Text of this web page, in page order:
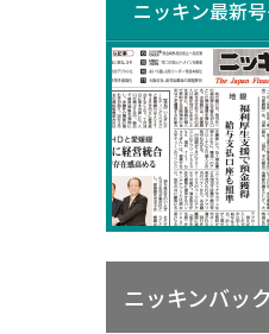
ニッキン最新
ニッキンバッ